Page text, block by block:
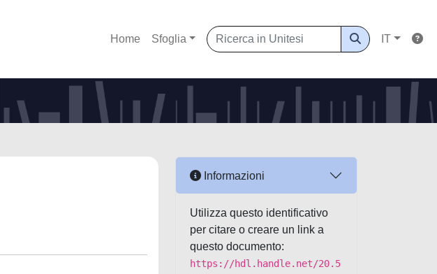
Home Sfoglia IT
Informazioni
Utilizza questo identificativo
per citare o creare un link a
questo documento:
https://hdl.handle.net/20.5